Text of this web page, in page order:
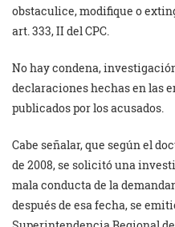
obstaculice, modifique o
art. 333, II del CPC.
No hay condena,
declaraciones hechas en las
publicados por los acusados.
Cabe señalar, que según el
de 2008, se solicitó una
mala conducta de la
después de esa fecha, se